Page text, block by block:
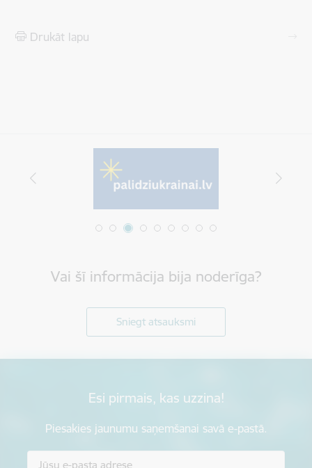
Drukāt lapu
Vai šī informācija bija noderīga?
Sniegt atsauksmi
Esi pirmais, kas uzzina!
Piesakies jaunumu saņemšanai savā e-pastā.